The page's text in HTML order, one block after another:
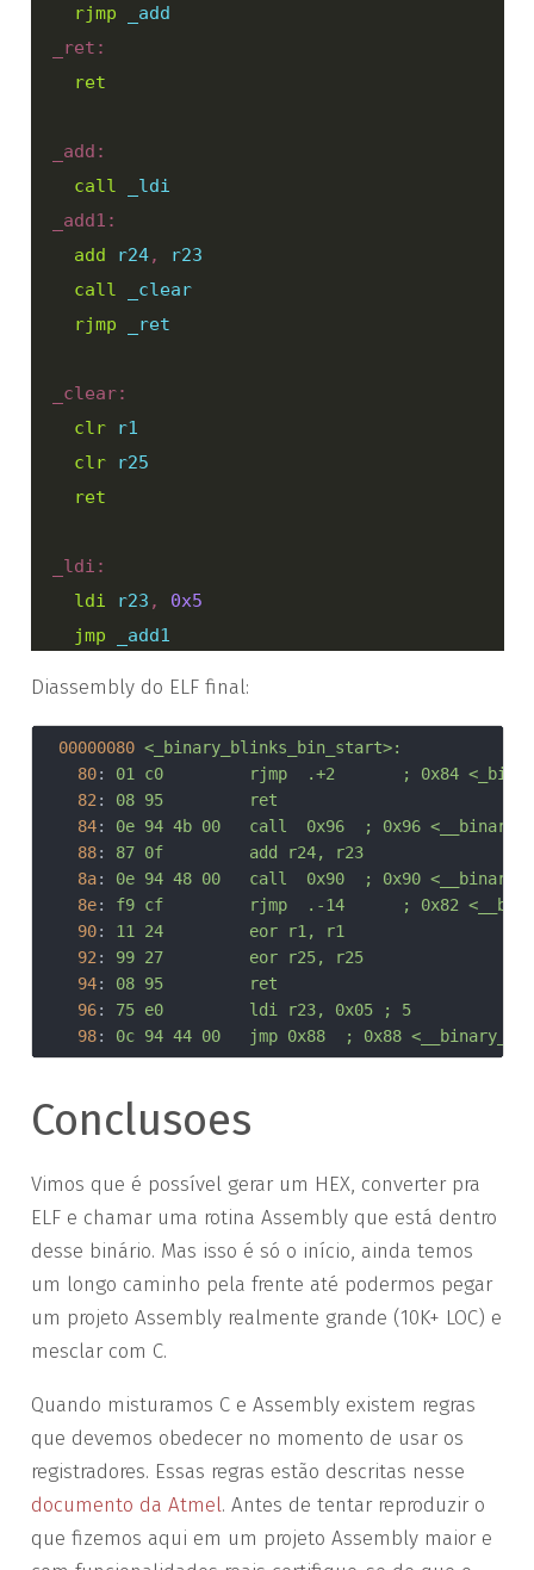
rjmp
_add
ret
call
_ldi
add
r24,
r23
call
_clear
rjmp
_ret
clr
r1
clr
r25
ret
ldi
r23 , 0x5
jmp
_add1
Diassembly do ELF final:
00000080 <_binary_blinks_bin_start>:
80
01 c0       	rjmp	.+2
82
08 95       	ret
84
0e 94 4b 00 	call	0x96	;
88
87 0f       	add	r24, r23
8a
0e 94 48 00 	call	0x90	;
8e
f9 cf       	rjmp	.-14
90
11 24       	eor	r1, r1
92
99 27       	eor	r25, r25
94
08 95       	ret
96
75 e0       	ldi	r23, 0x05	; 5
98
0c 94 44 00 	jmp	0x88	; 0x88
Conclusoes
Vimos que é possível gerar um HEX, converter pra
ELF e chamar uma rotina Assembly que está dentro
desse binário. Mas isso é só o início, ainda temos
um longo caminho pela frente até podermos pegar
um projeto Assembly realmente grande (10K+ LOC) e
mesclar com C.
Quando misturamos C e Assembly existem regras
que devemos obedecer no momento de usar os
registradores. Essas regras estão descritas nesse
documento da Atmel. Antes de tentar reproduzir o
que fizemos aqui em um projeto Assembly maior e